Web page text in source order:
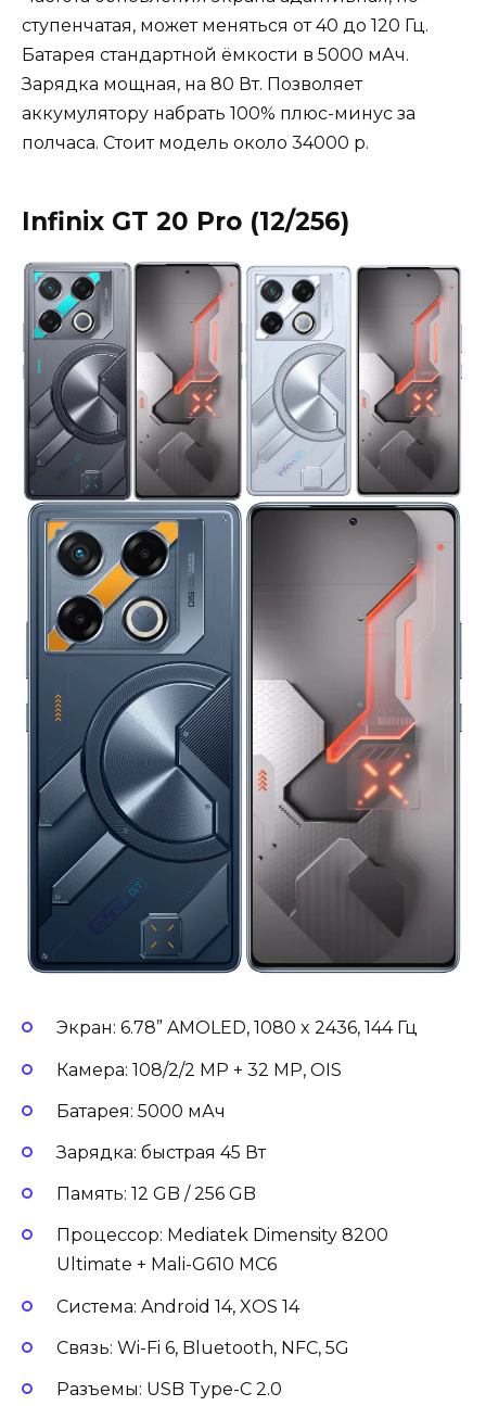
ступенчатая, может меняться от 40 до 120 Гц.
Батарея стандартной ёмкости в 5000 мАч.
Зарядка мощная, на 80 Вт. Позволяет
аккумулятору набрать 100% плюс-минус за
полчаса. Стоит модель около 34000 р.
Infinix GT 20 Pro (12/256)
Экран: 6.78” AMOLED, 1080 x 2436, 144 Гц
Камера: 108/2/2 MP + 32 MP, OIS
Батарея: 5000 мАч
Зарядка: быстрая 45 Вт
Память: 12 GB / 256 GB
Процессор: Mediatek Dimensity 8200
Ultimate + Mali-G610 MC6
Система: Android 14, XOS 14
Связь: Wi-Fi 6, Bluetooth, NFC, 5G
Разъемы: USB Type-C 2.0